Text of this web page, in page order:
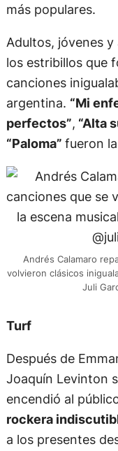
más populares.
Adultos, jóvenes
los estribillos que
canciones
argentina. “Mi
perfectos”, “Alta
“Paloma” fueron
Andrés Calamaro
volvieron clásicos
Juli
Turf
Después de
Joaquín Levinton
encendió al
rockera
a los presentes